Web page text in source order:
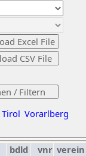
Tirol Vorarlberg
bdld vnr verein